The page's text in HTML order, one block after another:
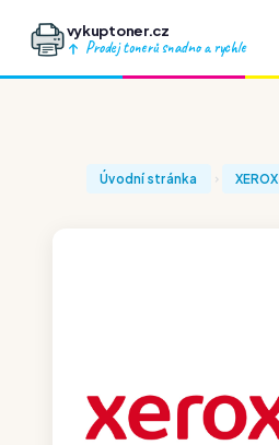
vykuptoner.cz
Prodej tonerů snadno a rychle
Úvodní stránka XEROX